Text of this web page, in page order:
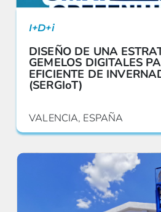
I+D+i
DISEÑO DE UNA
GEMELOS DIGITALES
EFICIENTE DE
(SERGIoT)
VALENCIA, ESPAÑA